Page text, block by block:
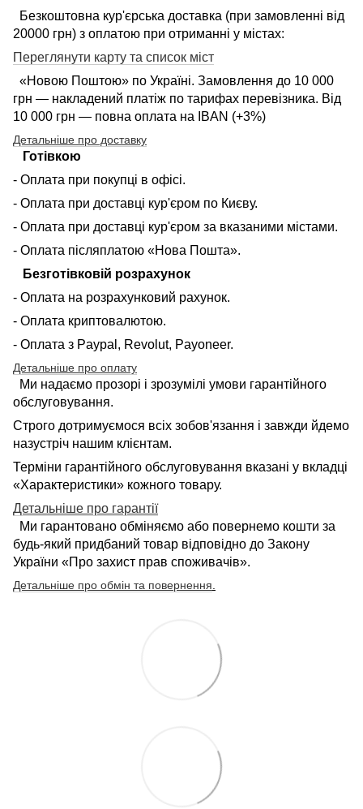
Безкоштовна кур'єрська доставка (при замовленні від
20000 грн) з оплатою при отриманні у містах:
Переглянути карту та список міст
«Новою Поштою» по Україні. Замовлення до 10 000
грн — накладений платіж по тарифах перевізника. Від
10 000 грн — повна оплата на IBAN (+3%)
Детальніше про доставку
Готівкою
- Оплата при покупці в офісі.
- Оплата при доставці кур'єром по Києву.
- Оплата при доставці кур'єром за вказаними містами.
- Оплата післяплатою «Нова Пошта».
Безготівковій розрахунок
- Оплата на розрахунковий рахунок.
- Оплата криптовалютою.
- Оплата з Paypal, Revolut, Payoneer.
Детальніше про оплату
Ми надаємо прозорі і зрозумілі умови гарантійного
обслуговування.
Строго дотримуємося всіх зобов'язання і завжди йдемо
назустріч нашим клієнтам.
Терміни гарантійного обслуговування вказані у вкладці
«Характеристики» кожного товару.
Детальніше про гарантії
Ми гарантовано обміняємо або повернемо кошти за
будь-який придбаний товар відповідно до Закону
України «Про захист прав споживачів».
Детальніше про обмін та повернення